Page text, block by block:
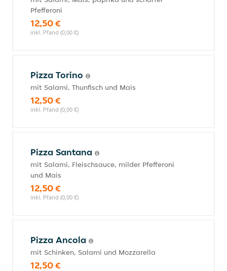
Pfefferoni
12,50 €
inkl. Pfand (0,00 €)
Pizza Torino
mit Salami, Thunfisch und Mais
12,50 €
inkl. Pfand (0,00 €)
Pizza Santana
mit Salami, Fleischsauce, milder Pfefferoni
und Mais
12,50 €
inkl. Pfand (0,00 €)
Pizza Ancola
mit Schinken, Salami und Mozzarella
12,50 €